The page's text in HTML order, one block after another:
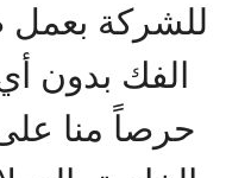
للشركة بعمل
الفك بدون
حرصاً منا